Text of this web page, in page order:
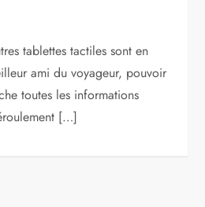
tablettes tactiles sont en
ami du voyageur, pouvoir
toutes les informations
[…]